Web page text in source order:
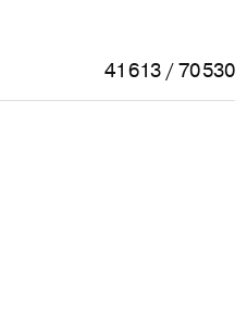
41 613 / 70 530